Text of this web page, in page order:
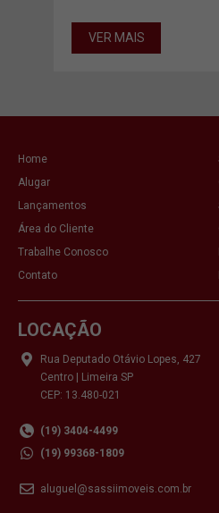
VER MAIS
Home
Alugar
Lançamentos
Área do Cliente
Trabalhe Conosco
Contato
LOCAÇÃO
Rua Deputado Otávio Lopes, 427
Centro | Limeira SP
CEP: 13.480-021
(19) 3404-4499
(19) 99368-1809
aluguel@sassiimoveis.com.br